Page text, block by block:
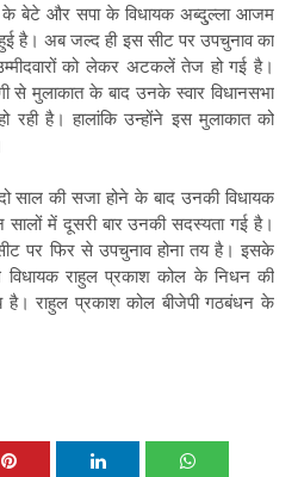
बेटे और सपा के विधायक अब्दु्ल्ला आजम
हुई है। अब जल्द ही इस सीट पर उपचुनाव का
को लेकर अटकलें तेज हो गई है।
से मुलाकात के बाद उनके स्वार विधानसभा
रही है। हालांकि उन्होंने इस मुलाकात को
साल की सजा होने के बाद उनकी विधायक
सालों में दूसरी बार उनकी सदस्यता गई है।
पर फिर से उपचुनाव होना तय है। इसके
विधायक राहुल प्रकाश कोल के निधन की
है। राहुल प्रकाश कोल बीजेपी गठबंधन के